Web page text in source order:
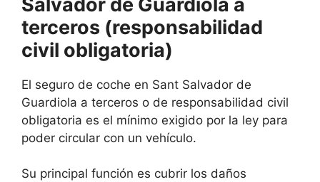
terceros (responsabilidad
civil obligatoria)
El seguro de coche en Sant Salvador de
Guardiola a terceros o de responsabilidad civil
obligatoria es el mínimo exigido por la ley para
poder circular con un vehículo.
Su principal función es cubrir los daños